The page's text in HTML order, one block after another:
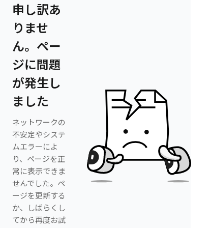
申し訳あ
りませ
ん。ペー
ジに問題
が発生し
ました
ネットワークの
不安定やシステ
ムエラーによ
り、ページを正
常に表示できま
せんでした。ペ
ージを更新する
か、しばらくし
てから再度お試